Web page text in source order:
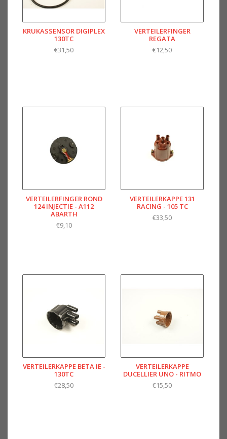
KRUKASSENSOR DIGIPLEX
130TC
€31,50
VERTEILERFINGER
REGATA
€12,50
VERTEILERFINGER ROND
124 INJECTIE - A112
ABARTH
€9,10
VERTEILERKAPPE 131
RACING - 105 TC
€33,50
VERTEILERKAPPE BETA IE -
130TC
€28,50
VERTEILERKAPPE
DUCELLIER UNO - RITMO
€15,50